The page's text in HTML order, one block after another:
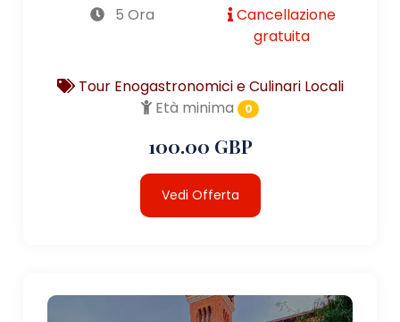
5 Ora
Cancellazione
gratuita
Tour Enogastronomici e Culinari Locali
Età minima
0
100.00 GBP
Vedi Offerta